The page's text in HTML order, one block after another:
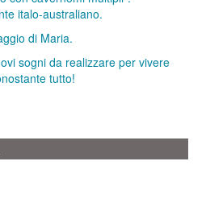
italo-australiano.
di Maria.
sogni da realizzare per vivere
tutto!